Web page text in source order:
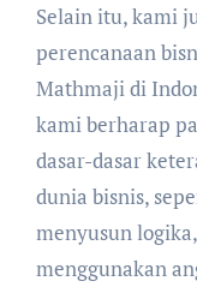
Selain itu, kami
perencanaan
Mathmaji di
kami berharap
dasar-dasar
dunia bisnis,
menyusun
menggunakan